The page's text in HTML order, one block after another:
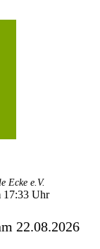
Ecke e.V.
17:33 Uhr
22.08.2026